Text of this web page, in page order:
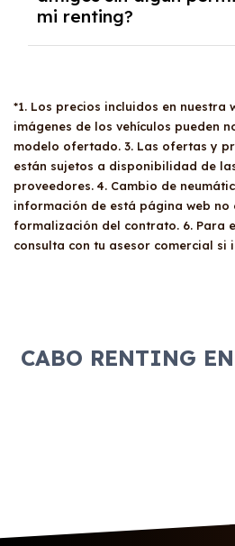
embargo, es
proveedor para conocer
año de antigüedad o
ganancias y documentos
ofrece ventajas fiscales,
deducción del 100% del
vehículo es afecto a la
de la empresa.
mi renting?
carné de conducir válido.
en cuanto a quién puede
No obstante, es
condiciones del contrato
sorpresas y asegurar que
antes de compartir el
*1. Los precios incluidos en nuestra
imágenes de los vehículos pueden
modelo ofertado. 3. Las ofertas y
están sujetos a disponibilidad de
proveedores. 4. Cambio de
información de está página web no
formalización del contrato. 6. Para
consulta con tu asesor comercial si
CABO RENTING